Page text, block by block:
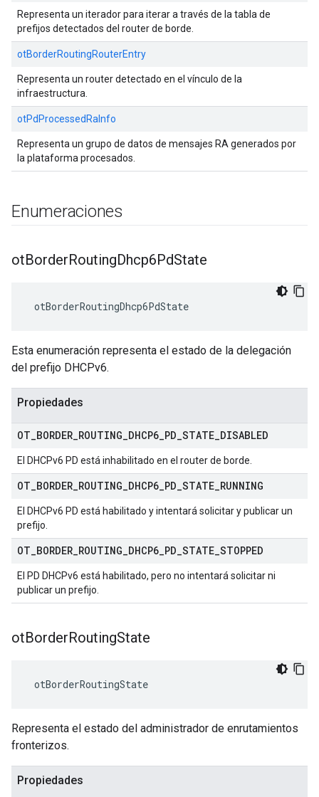
Representa un iterador para iterar a través de la tabla de
prefijos detectados del router de borde.
otBorderRoutingRouterEntry
Representa un router detectado en el vínculo de la
infraestructura.
otPdProcessedRaInfo
Representa un grupo de datos de mensajes RA generados por
la plataforma procesados.
Enumeraciones
otBorderRoutingDhcp6PdState
otBorderRoutingDhcp6PdState
Esta enumeración representa el estado de la delegación
del prefijo DHCPv6.
Propiedades
OT BORDER ROUTING DHCP6 PD STATE DISABLED
El DHCPv6 PD está inhabilitado en el router de borde.
OT BORDER ROUTING DHCP6 PD STATE RUNNING
El DHCPv6 PD está habilitado y intentará solicitar y publicar un
prefijo.
OT BORDER ROUTING DHCP6 PD STATE STOPPED
El PD DHCPv6 está habilitado, pero no intentará solicitar ni
publicar un prefijo.
otBorderRoutingState
otBorderRoutingState
Representa el estado del administrador de enrutamientos
fronterizos.
Propiedades